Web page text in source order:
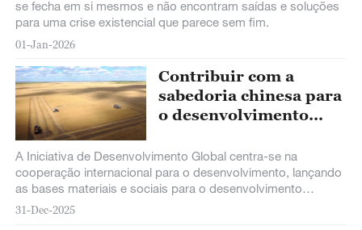
se fecha em si mesmos e não encontram saídas e soluções
para uma crise existencial que parece sem fim.
01-Jan-2026
Contribuir com a
sabedoria chinesa para
o desenvolvimento
mundo
A Iniciativa de Desenvolvimento Global centra-se na
cooperação internacional para o desenvolvimento, lançando
as bases materiais e sociais para o desenvolvimento
comum.
31-Dec-2025